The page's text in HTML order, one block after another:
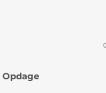
Opdage